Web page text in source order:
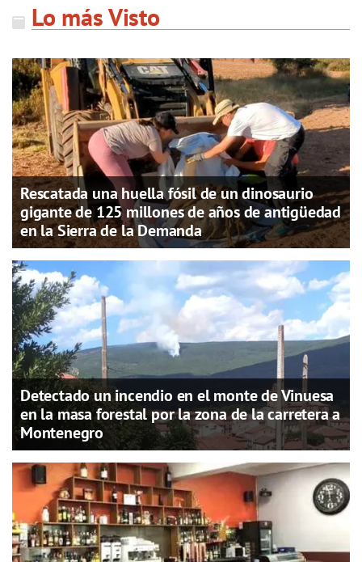
Lo más Visto
Rescatada una huella fósil de un dinosaurio
gigante de 125 millones de años de antigüedad
en la Sierra de la Demanda
Detectado un incendio en el monte de Vinuesa
en la masa forestal por la zona de la carretera a
Montenegro